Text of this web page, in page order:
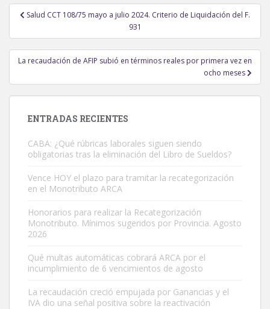
Navegación
entradas
Salud CCT 108/75 mayo a julio 2024. Criterio de Liquidación del F.
931
La recaudación de AFIP subió en términos reales por primera vez en
ocho meses
ENTRADAS RECIENTES
CABA: ¿Qué rúbricas laborales siguen siendo
obligatorias tras la eliminación del Libro de Sueldos?
Vence HOY el plazo para tramitar la recategorización
en el Monotributo ARCA
Honorarios para realizar la Recategorización
Monotributo. Mínimos sugeridos por Provincia. Agosto
2026
Qué multas automáticas cobrará ARCA por el
incumplimiento de 6 vencimientos de agosto
La recaudación creció empujada por Ganancias y el
IVA dio una señal positiva sobre la reactivación